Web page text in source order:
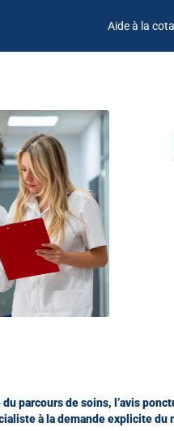
Aide à la
du parcours de soins, l’avis
à la demande explicite